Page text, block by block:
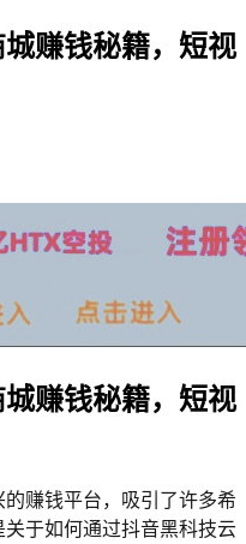
赚钱秘籍，短视
赚钱秘籍，短视
赚钱平台，吸引了许多希
于如何通过抖音黑科技云